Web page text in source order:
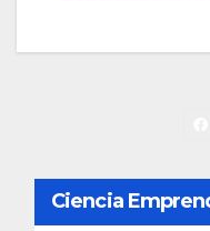
N
a
Ciencia